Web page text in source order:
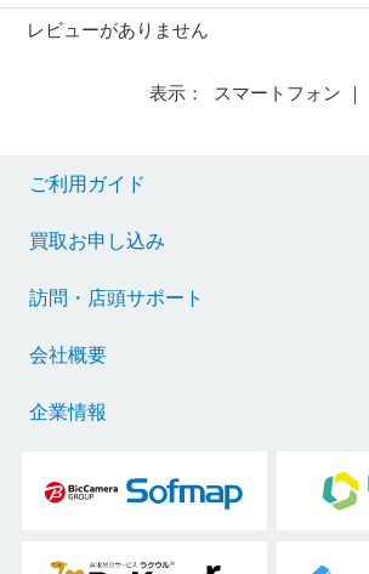
レビューがありません
表示： スマートフォン ｜
ご利用ガイド
買取お申し込み
訪問・店頭サポート
会社概要
企業情報